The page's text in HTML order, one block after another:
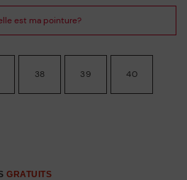
38 39 40
GRATUITS